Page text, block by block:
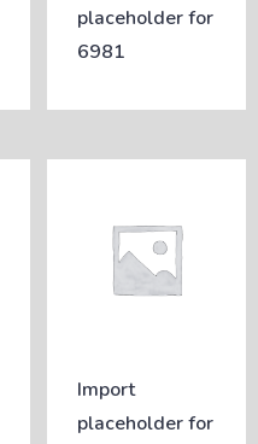
placeholder for
6981
Import
placeholder for